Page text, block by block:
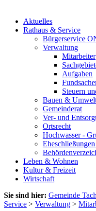
Aktuelles
Rathaus & Service
Bürgerservice
Verwaltung
Mitarbeiter
Aufgaben
Steuern
Bauen &
Gemeinderat
Ver- und
Ortsrecht
Hochwasser -
Leben & Wohnen
Kultur & Freizeit
Wirtschaft
Sie sind hier: Gemeinde
Service > Verwaltung >